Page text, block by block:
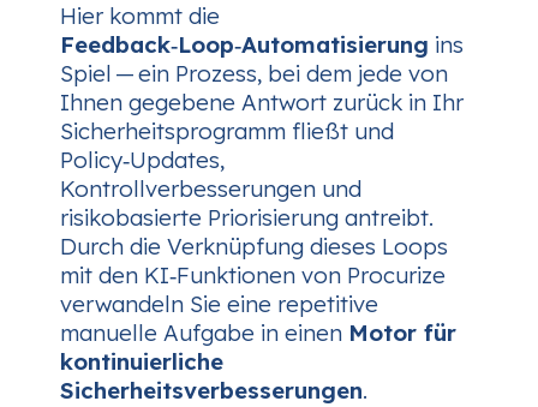
Hier kommt die
Feedback‑Loop‑Automatisierung ins
Spiel — ein Prozess, bei dem jede von
Ihnen gegebene Antwort zurück in Ihr
Sicherheitsprogramm fließt und
Policy‑Updates,
Kontrollverbesserungen und
risikobasierte Priorisierung antreibt.
Durch die Verknüpfung dieses Loops
mit den KI‑Funktionen von Procurize
verwandeln Sie eine repetitive
manuelle Aufgabe in einen Motor für
kontinuierliche
Sicherheitsverbesserungen.